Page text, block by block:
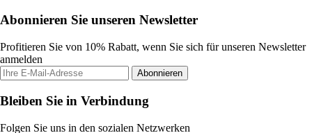
Abonnieren Sie unseren Newsletter
Profitieren Sie von 10% Rabatt, wenn Sie sich für unseren Newsletter
anmelden
Abonnieren
Bleiben Sie in Verbindung
Folgen Sie uns in den sozialen Netzwerken